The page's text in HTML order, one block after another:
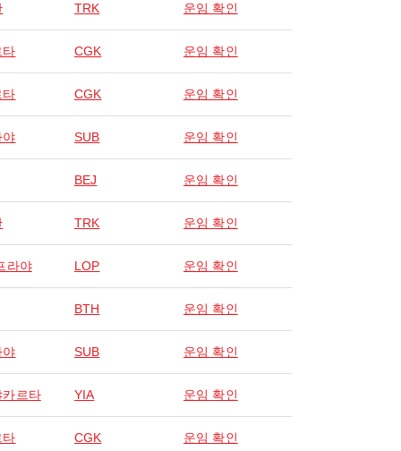
TRK 운임 확인
타 CGK 운임 확인
타 CGK 운임 확인
야 SUB 운임 확인
BEJ 운임 확인
TRK 운임 확인
라야 LOP 운임 확인
BTH 운임 확인
야 SUB 운임 확인
카르타 YIA 운임 확인
타 CGK 운임 확인